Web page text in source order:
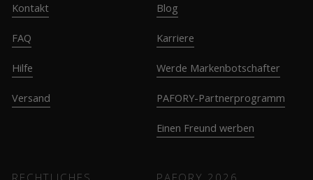
Kontakt
FAQ
Hilfe
Versand
Blog
Karriere
Werde Markenbotschafter
PAFORY-Partnerprogramm
Einen Freund werben
RECHTLICHES PAFORY 2026